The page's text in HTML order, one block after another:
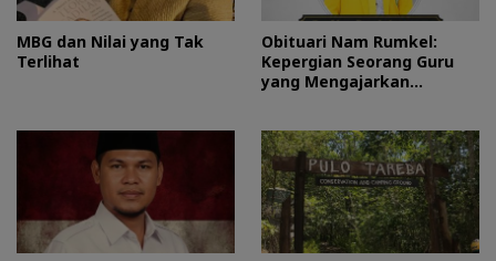
MBG dan Nilai yang Tak
Terlihat
Obituari Nam Rumkel:
Kepergian Seorang Guru
yang Mengajarkan